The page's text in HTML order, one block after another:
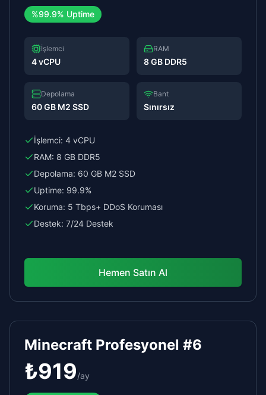
%99.9% Uptime
İşlemci
4 vCPU
RAM
8 GB DDR5
Depolama
60 GB M2 SSD
Bant
Sınırsız
İşlemci: 4 vCPU
RAM: 8 GB DDR5
Depolama: 60 GB M2 SSD
Uptime: 99.9%
Koruma: 5 Tbps+ DDoS Koruması
Destek: 7/24 Destek
Hemen Satın Al
Minecraft Profesyonel #6
₺919/ay